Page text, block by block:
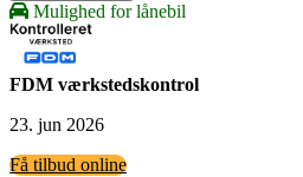
Mulighed for lånebil
FDM værkstedskontrol
23. jun 2026
Få tilbud online